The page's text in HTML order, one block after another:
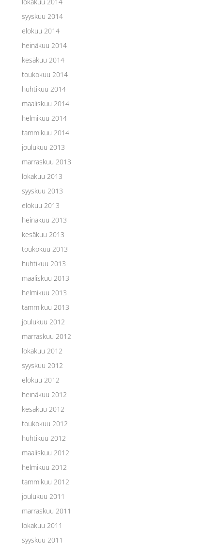
syyskuu 2014
elokuu 2014
heinäkuu 2014
kesäkuu 2014
toukokuu 2014
huhtikuu 2014
maaliskuu 2014
helmikuu 2014
tammikuu 2014
joulukuu 2013
marraskuu 2013
lokakuu 2013
syyskuu 2013
elokuu 2013
heinäkuu 2013
kesäkuu 2013
toukokuu 2013
huhtikuu 2013
maaliskuu 2013
helmikuu 2013
tammikuu 2013
joulukuu 2012
marraskuu 2012
lokakuu 2012
syyskuu 2012
elokuu 2012
heinäkuu 2012
kesäkuu 2012
toukokuu 2012
huhtikuu 2012
maaliskuu 2012
helmikuu 2012
tammikuu 2012
joulukuu 2011
marraskuu 2011
lokakuu 2011
syyskuu 2011